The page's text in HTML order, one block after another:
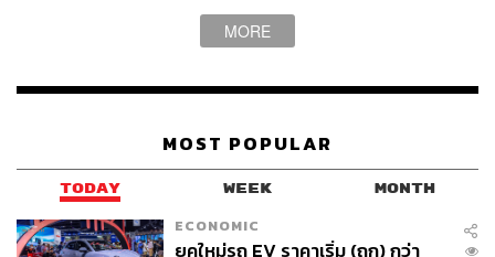
MORE
MOST POPULAR
TODAY WEEK MONTH
ECONOMIC
ยุคใหม่รถ EV ราคาเริ่ม (ถูก) กว่า